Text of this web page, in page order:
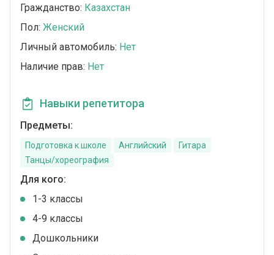
Гражданство: Казахстан
Пол: Женский
Личный автомобиль: Нет
Наличие прав: Нет
Навыки репетитора
Предметы:
Подготовка к школе Английский
Гитара
Танцы/хореография
Для кого:
1-3 классы
4-9 классы
Дошкольники